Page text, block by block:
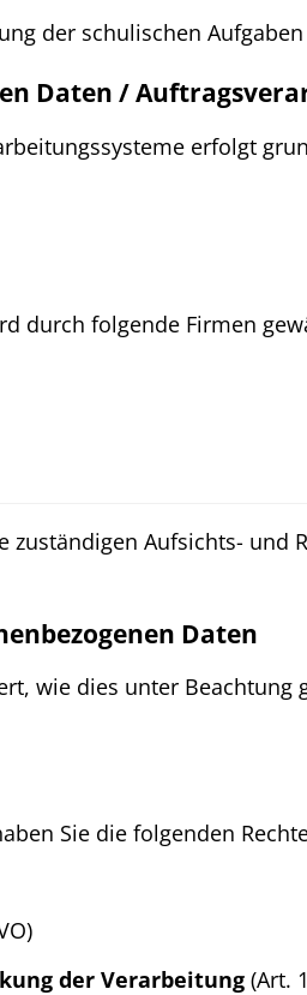
der schulischen
Daten /
erfolgt
durch folgende Firmen
zuständigen Aufsichts- und
Daten
wie dies unter
Sie die folgenden
der Verarbeitung (Art.